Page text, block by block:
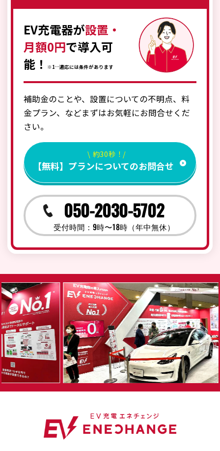
EV充電器が設置・
月額0円で導入可
能！
※1…適応には条件があります
補助金のことや、設置についての不明点、料
金プラン、などまずはお気軽にお問合せくだ
さい。
\ 約30秒！/
【無料】プランについてのお問合せ
050-2030-5702
受付時間：9時〜18時（年中無休）